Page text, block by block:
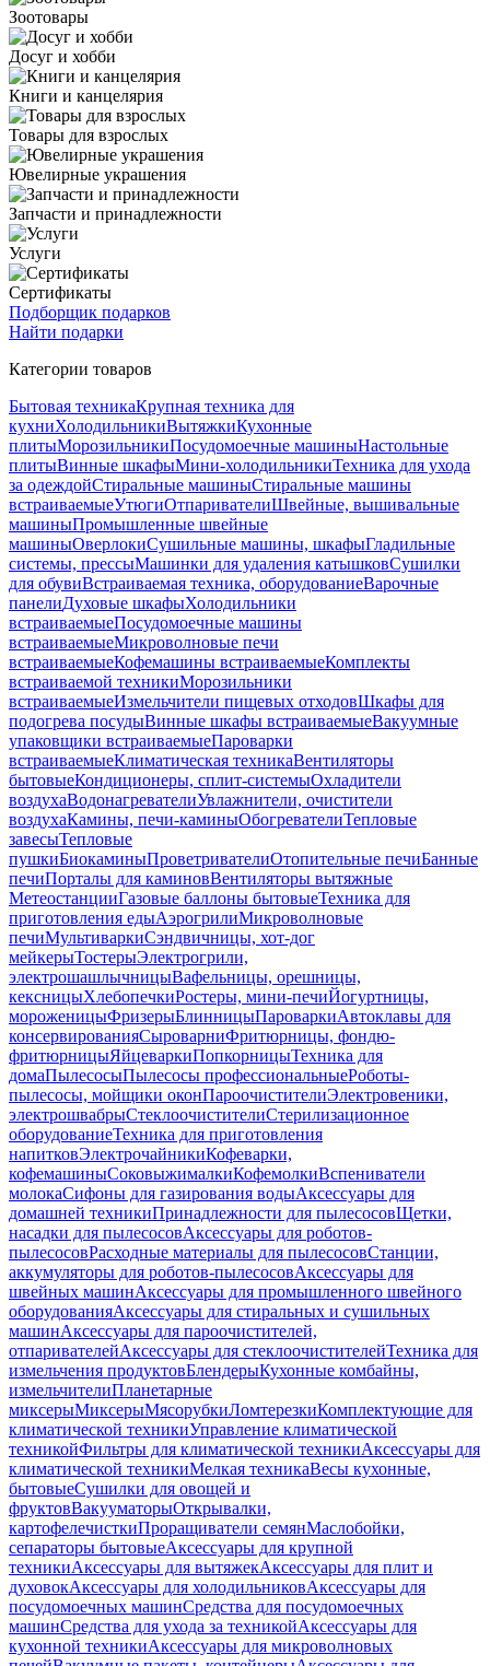
Зоотовары
Досуг и хобби
Книги и канцелярия
Товары для взрослых
Ювелирные украшения
Запчасти и принадлежности
Услуги
Сертификаты
Подборщик подарков
Найти подарки
Категории товаров
Бытовая техникаКрупная техника для
кухниХолодильникиВытяжкиКухонные
плитыМорозильникиПосудомоечные машиныНастольные
плитыВинные шкафыМини-холодильникиТехника для ухода
за одеждойСтиральные машиныСтиральные машины
встраиваемыеУтюгиОтпаривателиШвейные, вышивальные
машиныПромышленные швейные
машиныОверлокиСушильные машины, шкафыГладильные
системы, прессыМашинки для удаления катышковСушилки
для обувиВстраиваемая техника, оборудованиеВарочные
панелиДуховые шкафыХолодильники
встраиваемыеПосудомоечные машины
встраиваемыеМикроволновые печи
встраиваемыеКофемашины встраиваемыеКомплекты
встраиваемой техникиМорозильники
встраиваемыеИзмельчители пищевых отходовШкафы для
подогрева посудыВинные шкафы встраиваемыеВакуумные
упаковщики встраиваемыеПароварки
встраиваемыеКлиматическая техникаВентиляторы
бытовыеКондиционеры, сплит-системыОхладители
воздухаВодонагревателиУвлажнители, очистители
воздухаКамины, печи-каминыОбогревателиТепловые
завесыТепловые
пушкиБиокаминыПроветривателиОтопительные печиБанные
печиПорталы для каминовВентиляторы вытяжные
МетеостанцииГазовые баллоны бытовыеТехника для
приготовления едыАэрогрилиМикроволновые
печиМультиваркиСэндвичницы, хот-дог
мейкерыТостерыЭлектрогрили,
электрошашлычницыВафельницы, орешницы,
кексницыХлебопечкиРостеры, мини-печиЙогуртницы,
мороженицыФризерыБлинницыПароваркиАвтоклавы для
консервированияСыроварниФритюрницы, фондю-
фритюрницыЯйцеваркиПопкорницыТехника для
домаПылесосыПылесосы профессиональныеРоботы-
пылесосы, мойщики оконПароочистителиЭлектровеники,
электрошвабрыСтеклоочистителиСтерилизационное
оборудованиеТехника для приготовления
напитковЭлектрочайникиКофеварки,
кофемашиныСоковыжималкиКофемолкиВспениватели
молокаСифоны для газирования водыАксессуары для
домашней техникиПринадлежности для пылесосовЩетки,
насадки для пылесосовАксессуары для роботов-
пылесосовРасходные материалы для пылесосовСтанции,
аккумуляторы для роботов-пылесосовАксессуары для
швейных машинАксессуары для промышленного швейного
оборудованияАксессуары для стиральных и сушильных
машинАксессуары для пароочистителей,
отпаривателейАксессуары для стеклоочистителейТехника для
измельчения продуктовБлендерыКухонные комбайны,
измельчителиПланетарные
миксерыМиксерыМясорубкиЛомтерезкиКомплектующие для
климатической техникиУправление климатической
техникойФильтры для климатической техникиАксессуары для
климатической техникиМелкая техникаВесы кухонные,
бытовыеСушилки для овощей и
фруктовВакууматорыОткрывалки,
картофелечисткиПроращиватели семянМаслобойки,
сепараторы бытовыеАксессуары для крупной
техникиАксессуары для вытяжекАксессуары для плит и
духовокАксессуары для холодильниковАксессуары для
посудомоечных машинСредства для посудомоечных
машинСредства для ухода за техникойАксессуары для
кухонной техникиАксессуары для микроволновых